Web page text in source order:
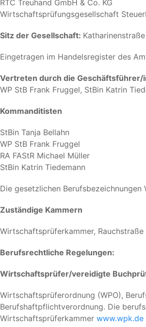
RTC Treuhand GmbH & Co. KG
Wirtschaftsprüfungsgesellschaft
Sitz der Gesellschaft:
Eingetragen im Handelsregister des
Vertreten durch die Geschäftsführer/
WP StB Frank Fruggel, StBin Katrin
Kommanditisten
StBin Tanja Bellahn
WP StB Frank Fruggel
RA FAStR Michael Müller
StBin Katrin Tiedemann
Die gesetzlichen
Zuständige Kammern
Wirtschaftsprüferkammer,
Berufsrechtliche Regelungen:
Wirtschaftsprüfer/vereidigte
Wirtschaftsprüferordnung (WPO),
Berufshaftpflichtverordnung. Die
Wirtschaftsprüferkammer www.wpk.de